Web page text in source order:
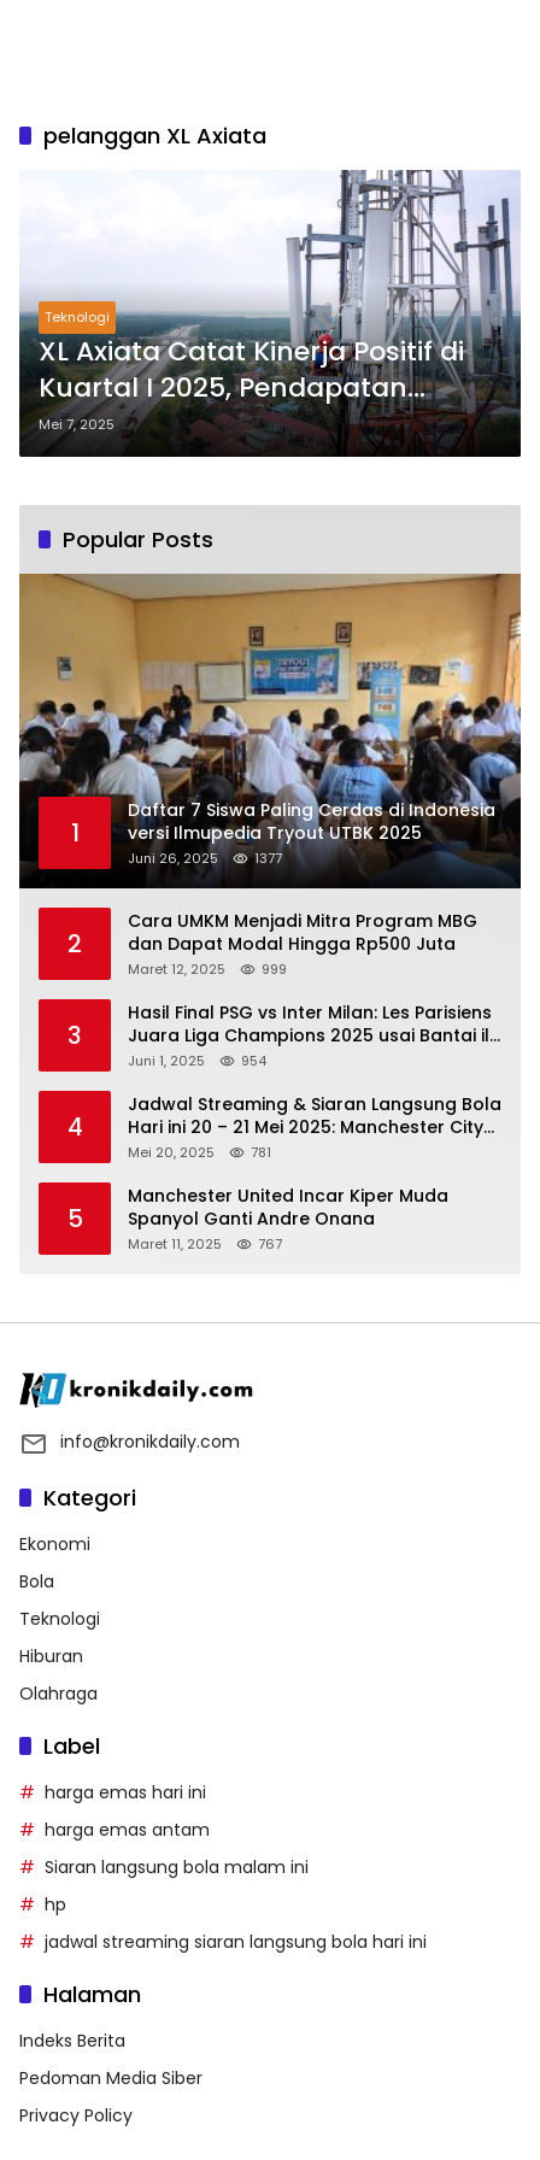
pelanggan XL Axiata
Teknologi
XL Axiata Catat Kinerja Positif di
Kuartal I 2025, Pendapatan
Tembus Rp 8,6 Triliun
Mei 7, 2025
Popular Posts
1
Daftar 7 Siswa Paling Cerdas di Indonesia
versi Ilmupedia Tryout UTBK 2025
Juni 26, 2025 1377
2
Cara UMKM Menjadi Mitra Program MBG
dan Dapat Modal Hingga Rp500 Juta
Maret 12, 2025 999
3
Hasil Final PSG vs Inter Milan: Les Parisiens
Juara Liga Champions 2025 usai Bantai il
Nerazzurri
Juni 1, 2025 954
4
Jadwal Streaming & Siaran Langsung Bola
Hari ini 20 – 21 Mei 2025: Manchester City
vs Bournemouth
Mei 20, 2025 781
5
Manchester United Incar Kiper Muda
Spanyol Ganti Andre Onana
Maret 11, 2025 767
info@kronikdaily.com
Kategori
Ekonomi
Bola
Teknologi
Hiburan
Olahraga
Label
harga emas hari ini
harga emas antam
Siaran langsung bola malam ini
hp
jadwal streaming siaran langsung bola hari ini
Halaman
Indeks Berita
Pedoman Media Siber
Privacy Policy